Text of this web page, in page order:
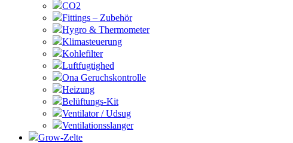
CO2
Fittings – Zubehör
Hygro & Thermometer
Klimasteuerung
Kohlefilter
Luftfugtighed
Ona Geruchskontrolle
Heizung
Belüftungs-Kit
Ventilator / Udsug
Ventilationsslanger
Grow-Zelte